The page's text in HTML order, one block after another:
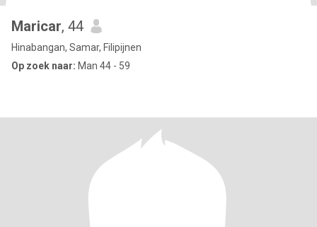
Maricar, 44
Hinabangan, Samar, Filipijnen
Op zoek naar: Man 44 - 59